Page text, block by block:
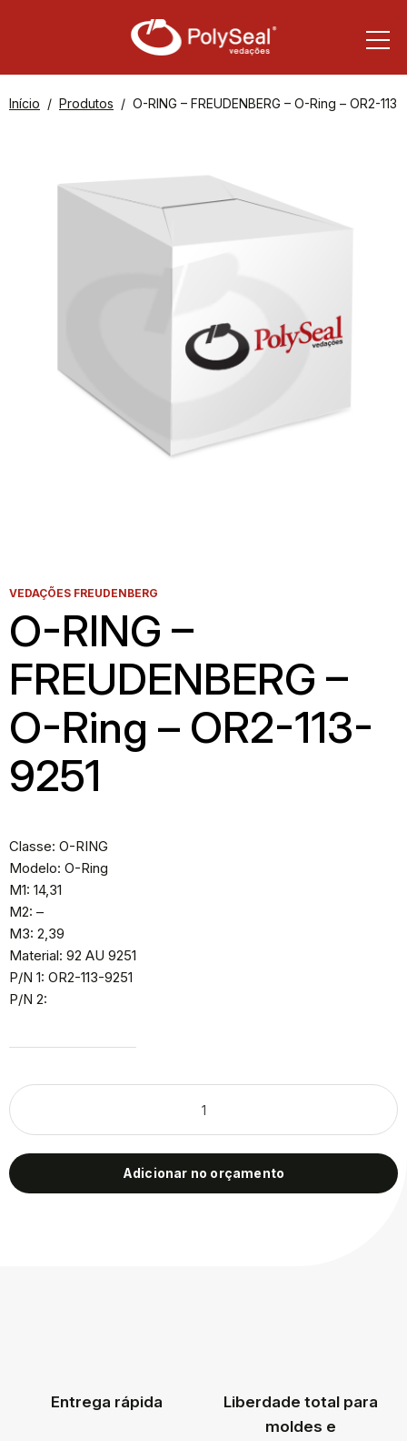
Início Produtos O-RING – FREUDENBERG – O-Ring – OR2-113-
VEDAÇÕES FREUDENBERG
O-RING –
FREUDENBERG –
O-Ring – OR2-113-
9251
Classe: O-RING
Modelo: O-Ring
M1: 14,31
M2: –
M3: 2,39
Material: 92 AU 9251
P/N 1: OR2-113-9251
P/N 2:
Adicionar no orçamento
Entrega rápida
Liberdade total para
moldes e